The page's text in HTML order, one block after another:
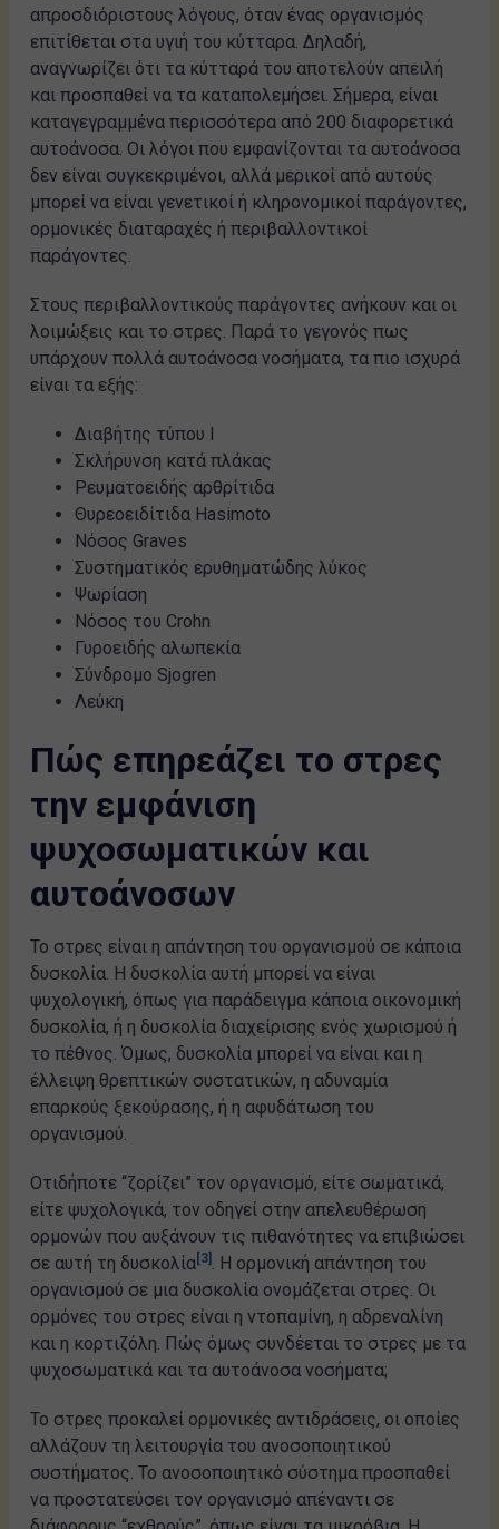
απροσδιόριστους λόγους, όταν ένας οργανισμός
επιτίθεται στα υγιή του κύτταρα. Δηλαδή,
αναγνωρίζει ότι τα κύτταρά του αποτελούν απειλή
και προσπαθεί να τα καταπολεμήσει. Σήμερα, είναι
καταγεγραμμένα περισσότερα από 200 διαφορετικά
αυτοάνοσα. Οι λόγοι που εμφανίζονται τα αυτοάνοσα
δεν είναι συγκεκριμένοι, αλλά μερικοί από αυτούς
μπορεί να είναι γενετικοί ή κληρονομικοί παράγοντες,
ορμονικές διαταραχές ή περιβαλλοντικοί
παράγοντες.
Στους περιβαλλοντικούς παράγοντες ανήκουν και οι
λοιμώξεις και το στρες. Παρά το γεγονός πως
υπάρχουν πολλά αυτοάνοσα νοσήματα, τα πιο ισχυρά
είναι τα εξής:
Διαβήτης τύπου I
Σκλήρυνση κατά πλάκας
Ρευματοειδής αρθρίτιδα
Θυρεοειδίτιδα Hasimoto
Νόσος Graves
Συστηματικός ερυθηματώδης λύκος
Ψωρίαση
Νόσος του Crohn
Γυροειδής αλωπεκία
Σύνδρομο Sjogren
Λεύκη
Πώς επηρεάζει το στρες
την εμφάνιση
ψυχοσωματικών και
αυτοάνοσων
Το στρες είναι η απάντηση του οργανισμού σε κάποια
δυσκολία. Η δυσκολία αυτή μπορεί να είναι
ψυχολογική, όπως για παράδειγμα κάποια οικονομική
δυσκολία, ή η δυσκολία διαχείρισης ενός χωρισμού ή
το πέθνος. Όμως, δυσκολία μπορεί να είναι και η
έλλειψη θρεπτικών συστατικών, η αδυναμία
επαρκούς ξεκούρασης, ή η αφυδάτωση του
οργανισμού.
Οτιδήποτε “ζορίζει” τον οργανισμό, είτε σωματικά,
είτε ψυχολογικά, τον οδηγεί στην απελευθέρωση
ορμονών που αυξάνουν τις πιθανότητες να επιβιώσει
σε αυτή τη δυσκολία [3]
. Η ορμονική απάντηση του
οργανισμού σε μια δυσκολία ονομάζεται στρες. Οι
ορμόνες του στρες είναι η ντοπαμίνη, η αδρεναλίνη
και η κορτιζόλη. Πώς όμως συνδέεται το στρες με τα
ψυχοσωματικά και τα αυτοάνοσα νοσήματα;
Το στρες προκαλεί ορμονικές αντιδράσεις, οι οποίες
αλλάζουν τη λειτουργία του ανοσοποιητικού
συστήματος. Το ανοσοποιητικό σύστημα προσπαθεί
να προστατεύσει τον οργανισμό απέναντι σε